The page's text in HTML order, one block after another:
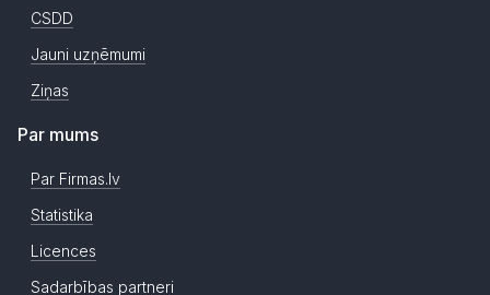
CSDD
Jauni uzņēmumi
Ziņas
Par mums
Par Firmas.lv
Statistika
Licences
Sadarbības partneri